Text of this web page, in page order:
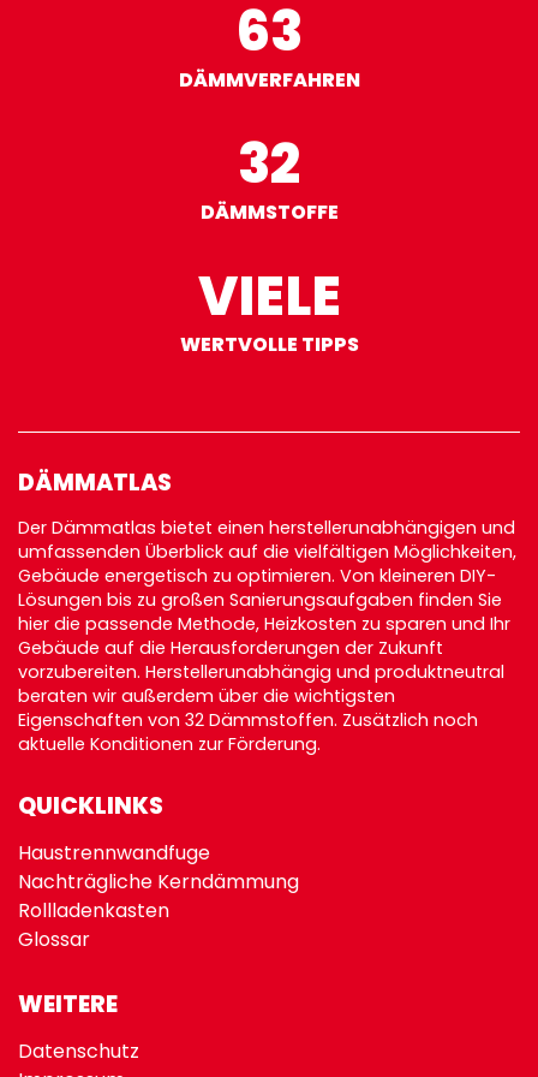
63
DÄMMVERFAHREN
32
DÄMMSTOFFE
VIELE
WERTVOLLE TIPPS
DÄMMATLAS
Der Dämmatlas bietet einen herstellerunabhängigen und
umfassenden Überblick auf die vielfältigen Möglichkeiten,
Gebäude energetisch zu optimieren. Von kleineren DIY-
Lösungen bis zu großen Sanierungsaufgaben finden Sie
hier die passende Methode, Heizkosten zu sparen und Ihr
Gebäude auf die Herausforderungen der Zukunft
vorzubereiten. Herstellerunabhängig und produktneutral
beraten wir außerdem über die wichtigsten
Eigenschaften von 32 Dämmstoffen. Zusätzlich noch
aktuelle Konditionen zur Förderung.
QUICKLINKS
Haustrennwandfuge
Nachträgliche Kerndämmung
Rollladenkasten
Glossar
WEITERE
Datenschutz